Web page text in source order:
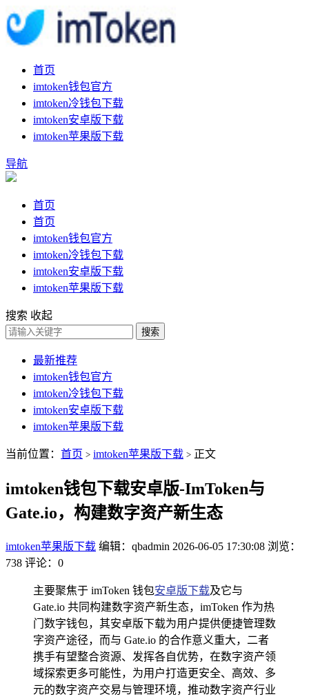
首页
imtoken钱包官方
imtoken冷钱包下载
imtoken安卓版下载
imtoken苹果版下载
导航
首页
首页
imtoken钱包官方
imtoken冷钱包下载
imtoken安卓版下载
imtoken苹果版下载
搜索 收起
搜索
最新推荐
imtoken钱包官方
imtoken冷钱包下载
imtoken安卓版下载
imtoken苹果版下载
当前位置： 首页 > imtoken苹果版下载 > 正文
imtoken钱包下载安卓版-ImToken与
Gate.io，构建数字资产新生态
imtoken苹果版下载 编辑：qbadmin 2026-06-05 17:30:08 浏览：
738 评论：0
主要聚焦于 imToken 钱包安卓版下载及它与
Gate.io 共同构建数字资产新生态，imToken 作为热
门数字钱包，其安卓版下载为用户提供便捷管理数
字资产途径，而与 Gate.io 的合作意义重大，二者
携手有望整合资源、发挥各自优势，在数字资产领
域探索更多可能性，为用户打造更安全、高效、多
元的数字资产交易与管理环境，推动数字资产行业